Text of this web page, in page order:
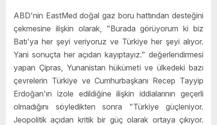
ABD'nin EastMed doğal gaz boru hattından desteğini
çekmesine ilişkin olarak, "Burada görüyorum ki biz
Batı'ya her şeyi veriyoruz ve Türkiye her şeyi alıyor.
Yani sonuçta her açıdan kayıptayız." değerlendirmesi
yapan Çipras, Yunanistan hükümeti ve ülkedeki bazı
çevrelerin Türkiye ve Cumhurbaşkanı Recep Tayyip
Erdoğan'ın izole edildiğine ilişkin iddialarının geçerli
olmadığını söyledikten sonra "Türkiye güçleniyor.
Jeopolitik açıdan kritik bir güç olarak ortaya çıkıyor.